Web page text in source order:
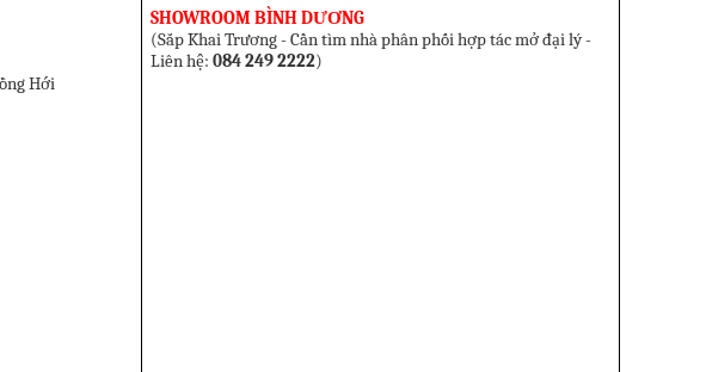
Hới
SHOWROOM BÌNH DƯƠNG
(Sắp Khai Trương - Cần tìm nhà phân phối hợp tác mở đại lý -
Liên hệ:084 249 2222)